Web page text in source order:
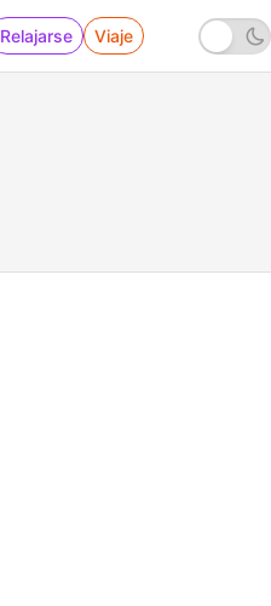
Relajarse Viaje